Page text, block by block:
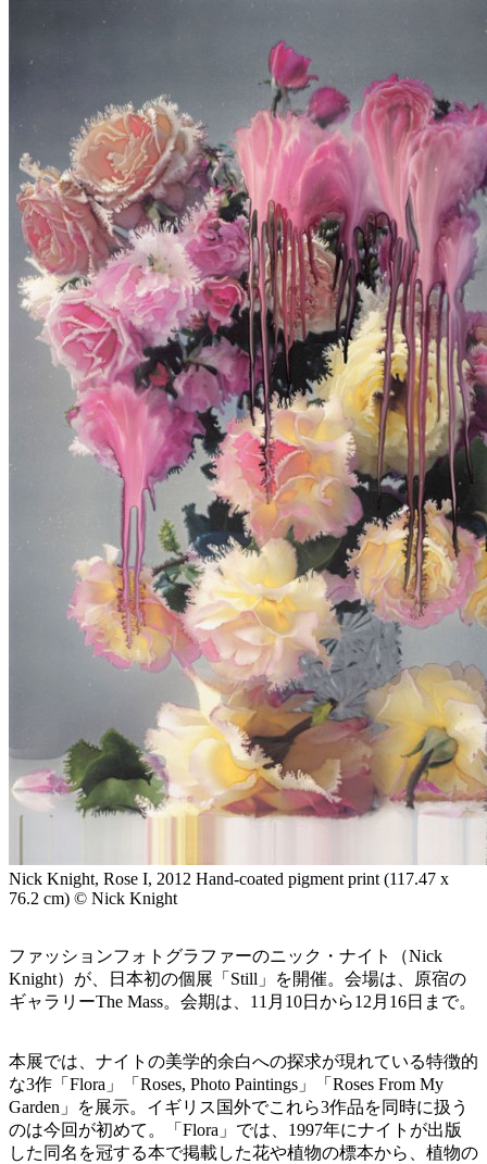
Nick Knight, Rose I, 2012 Hand-coated pigment print (117.47 x
76.2 cm) © Nick Knight
ファッションフォトグラファーのニック・ナイト（Nick
Knight）が、日本初の個展「Still」を開催。会場は、原宿の
ギャラリーThe Mass。会期は、11月10日から12月16日まで。
本展では、ナイトの美学的余白への探求が現れている特徴的
な3作「Flora」「Roses, Photo Paintings」「Roses From My
Garden」を展示。イギリス国外でこれら3作品を同時に扱う
のは今回が初めて。「Flora」では、1997年にナイトが出版
した同名を冠する本で掲載した花や植物の標本から、植物の